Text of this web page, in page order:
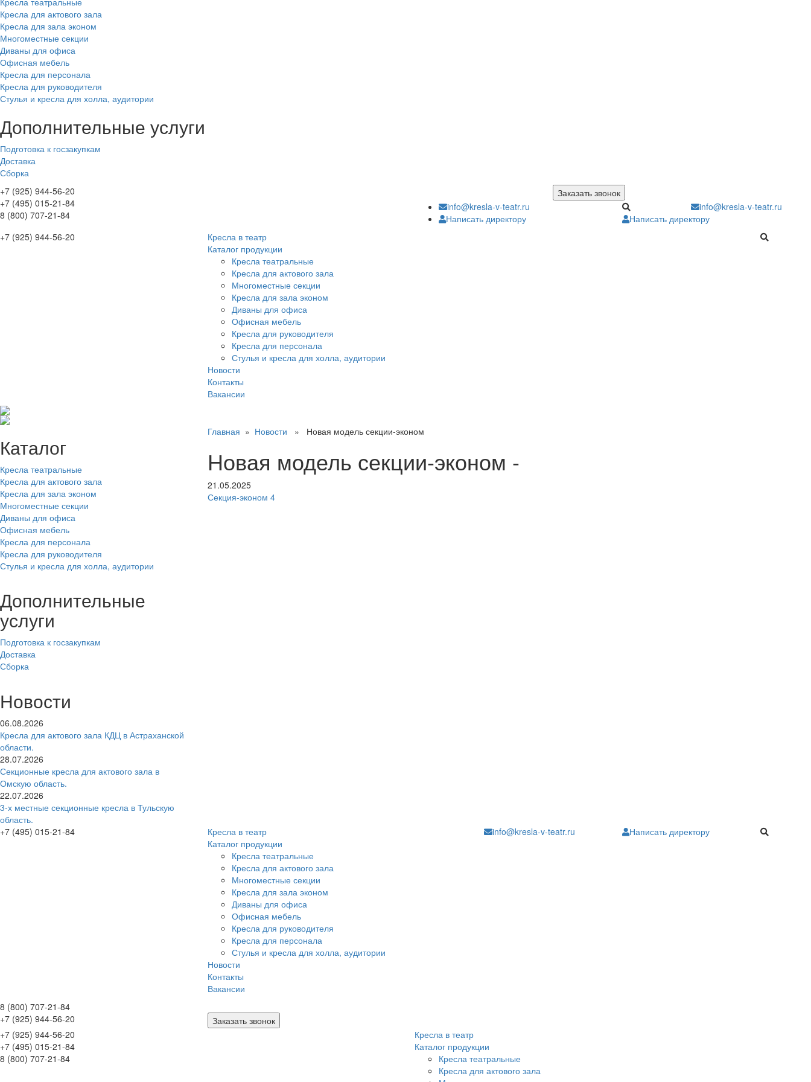
Кресла для актового зала
Кресла для зала эконом
Многоместные секции
Диваны для офиса
Офисная мебель
Кресла для персонала
Кресла для руководителя
Стулья и кресла для холла, аудитории
Дополнительные услуги
Подготовка к госзакупкам
Доставка
Сборка
+7 (925) 944-56-20
+7 (495) 015-21-84
8 (800) 707-21-84
Заказать звонок
info@kresla-v-teatr.ru
Написать директору
info@kresla-v-teatr.ru
Написать директору
+7 (925) 944-56-20
Кресла в театр
Каталог продукции
Кресла театральные
Кресла для актового зала
Многоместные секции
Кресла для зала эконом
Диваны для офиса
Офисная мебель
Кресла для руководителя
Кресла для персонала
Стулья и кресла для холла, аудитории
Новости
Контакты
Вакансии
Каталог
Кресла театральные
Кресла для актового зала
Кресла для зала эконом
Многоместные секции
Диваны для офиса
Офисная мебель
Кресла для персонала
Кресла для руководителя
Стулья и кресла для холла, аудитории
Дополнительные
услуги
Подготовка к госзакупкам
Доставка
Сборка
Новости
06.08.2026
Кресла для актового зала КДЦ в Астраханской
области.
28.07.2026
Секционные кресла для актового зала в
Омскую область.
22.07.2026
3-х местные секционные кресла в Тульскую
область.
Главная » Новости » Новая модель секции-эконом
Новая модель секции-эконом -
21.05.2025
Секция-эконом 4
+7 (495) 015-21-84
Кресла в театр
Каталог продукции
Кресла театральные
Кресла для актового зала
Многоместные секции
Кресла для зала эконом
Диваны для офиса
Офисная мебель
Кресла для руководителя
Кресла для персонала
Стулья и кресла для холла, аудитории
Новости
Контакты
Вакансии
info@kresla-v-teatr.ru Написать директору
8 (800) 707-21-84
+7 (925) 944-56-20
Заказать звонок
+7 (925) 944-56-20
+7 (495) 015-21-84
8 (800) 707-21-84
Кресла в театр
Каталог продукции
Кресла театральные
Кресла для актового зала